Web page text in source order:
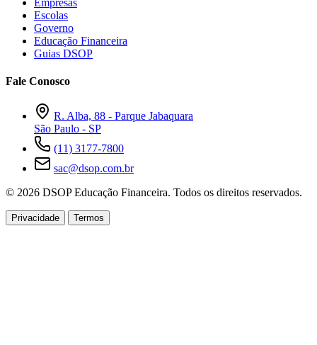
Escolas
Governo
Educação Financeira
Guias DSOP
Fale Conosco
R. Alba, 88 - Parque Jabaquara
São Paulo - SP
(11) 3177-7800
sac@dsop.com.br
© 2026 DSOP Educação Financeira. Todos os direitos reservados.
Privacidade Termos